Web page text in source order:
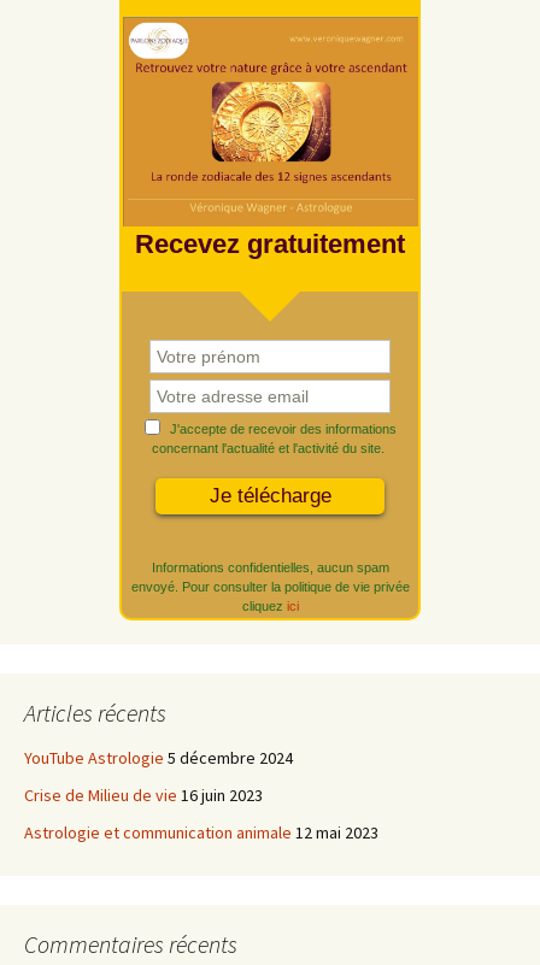
Recevez gratuitement
J'accepte de recevoir des informations
concernant l'actualité et l'activité du site.
Informations confidentielles, aucun spam
envoyé. Pour consulter la politique de vie privée
cliquez ici
Articles récents
YouTube Astrologie 5 décembre 2024
Crise de Milieu de vie 16 juin 2023
Astrologie et communication animale 12 mai 2023
Commentaires récents